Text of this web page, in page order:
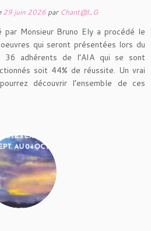
29 juin 2026 par Chant@l_G
par Monsieur Bruno Ely a procédé le
qui seront présentées lors du
36 adhérents de l’AIA qui se sont
soit 44% de réussite. Un vrai
découvrir l’ensemble de ces